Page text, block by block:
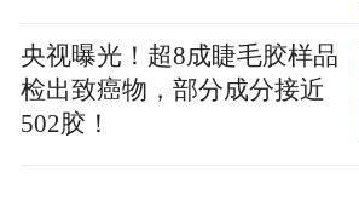
央视曝光！超8成睫毛胶样品
检出致癌物，部分成分接近
502胶！